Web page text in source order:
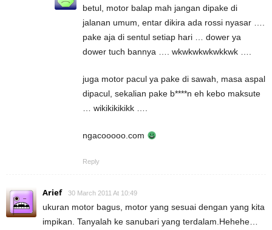
betul, motor balap mah jangan dipake di
jalanan umum, entar dikira ada rossi nyasar ….
pake aja di sentul setiap hari … dower ya
dower tuch bannya …. wkwkwkwkwkkwk ….
juga motor pacul ya pake di sawah, masa aspal
dipacul, sekalian pake b****n eh kebo maksute
… wikikikikikk ….
ngacooooo.com
Reply
Arief 30 March 2011 At 10:49
ukuran motor bagus, motor yang sesuai dengan yang kita
impikan. Tanyalah ke sanubari yang terdalam.Hehehe…